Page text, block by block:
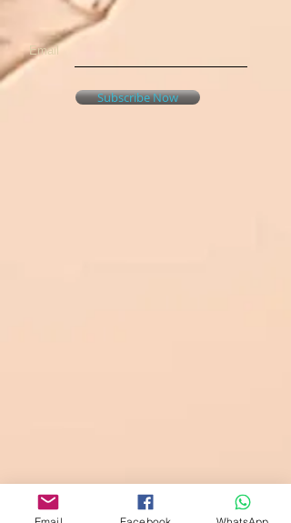
Email
Subscribe Now